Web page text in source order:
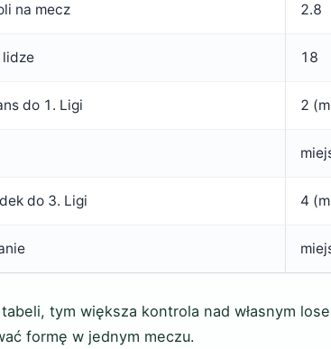
na mecz 2.8
18
do 1. Ligi 2
do 3. Ligi 4
tym większa kontrola nad własnym
formę w jednym meczu.